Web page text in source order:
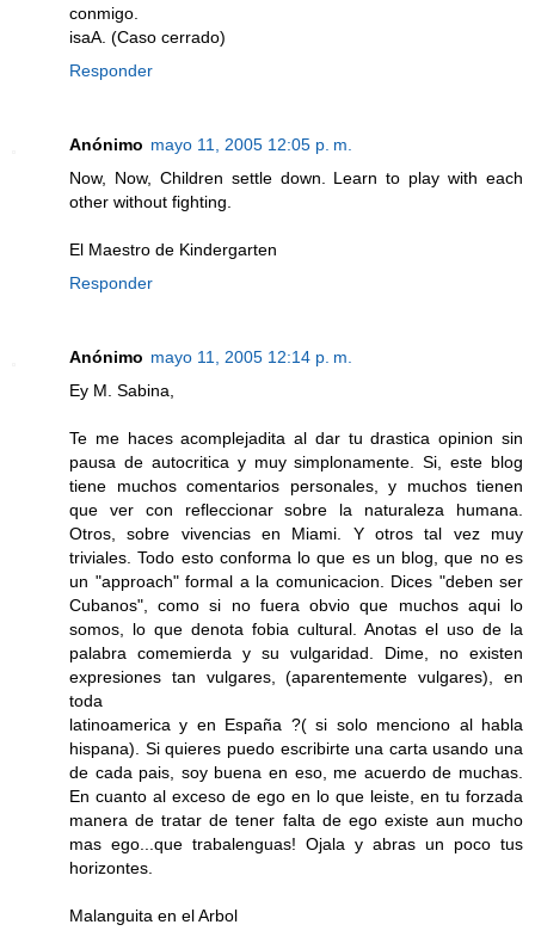
conmigo.
isaA. (Caso cerrado)
Responder
Anónimo mayo 11, 2005 12:05 p. m.
Now, Now, Children settle down. Learn to play with each
other without fighting.
El Maestro de Kindergarten
Responder
Anónimo mayo 11, 2005 12:14 p. m.
Ey M. Sabina,
Te me haces acomplejadita al dar tu drastica opinion sin
pausa de autocritica y muy simplonamente. Si, este blog
tiene muchos comentarios personales, y muchos tienen
que ver con refleccionar sobre la naturaleza humana.
Otros, sobre vivencias en Miami. Y otros tal vez muy
triviales. Todo esto conforma lo que es un blog, que no es
un "approach" formal a la comunicacion. Dices "deben ser
Cubanos", como si no fuera obvio que muchos aqui lo
somos, lo que denota fobia cultural. Anotas el uso de la
palabra comemierda y su vulgaridad. Dime, no existen
expresiones tan vulgares, (aparentemente vulgares), en
toda
latinoamerica y en España ?( si solo menciono al habla
hispana). Si quieres puedo escribirte una carta usando una
de cada pais, soy buena en eso, me acuerdo de muchas.
En cuanto al exceso de ego en lo que leiste, en tu forzada
manera de tratar de tener falta de ego existe aun mucho
mas ego...que trabalenguas! Ojala y abras un poco tus
horizontes.
Malanguita en el Arbol